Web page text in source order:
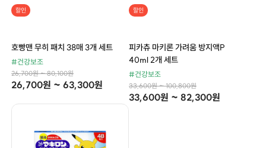
할인
호빵맨 무히 패치 38매 3개 세트
#건강보조
26,700원 ~ 80,100원
26,700원 ~ 63,300원
할인
피카츄 마키론 가려움 방지액P
40ml 2개 세트
#건강보조
33,600원 ~ 100,800원
33,600원 ~ 82,300원